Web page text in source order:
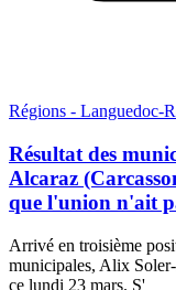
Régions - Languedoc-
Résultat des
Alcaraz
que l'union n'ait
Arrivé en troisième
municipales, Alix
ce lundi 23 mars. S'